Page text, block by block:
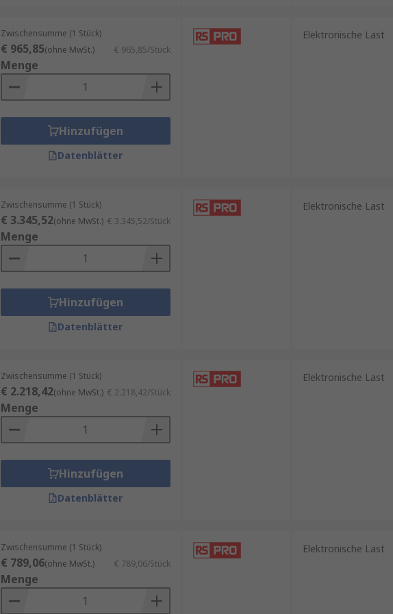
Zwischensumme (1 Stück)
€ 965,85(ohne MwSt.) € 965,85/Stück
Menge
Hinzufügen
Datenblätter
Elektronische Last
Zwischensumme (1 Stück)
€ 3.345,52(ohne MwSt.) € 3.345,52/Stück
Menge
Hinzufügen
Datenblätter
Elektronische Last
Zwischensumme (1 Stück)
€ 2.218,42(ohne MwSt.) € 2.218,42/Stück
Menge
Hinzufügen
Datenblätter
Elektronische Last
Zwischensumme (1 Stück)
€ 789,06(ohne MwSt.) € 789,06/Stück
Menge
Elektronische Last